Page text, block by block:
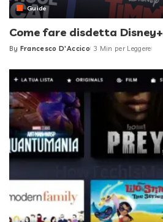
Guide
Come fare disdetta Disney+
Posted
By Francesco D'Accico 3 Min per Leggere